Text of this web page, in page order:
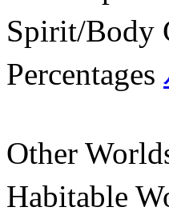
Spirit/Body
Percentages
Other
Habitable